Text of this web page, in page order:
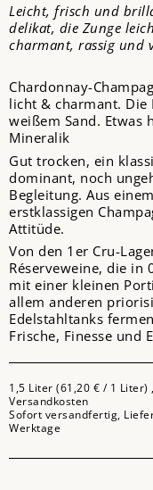
Leicht, frisch und
delikat, die Zunge
charmant, rassig und
Chardonnay-
licht & charmant. Die
weißem Sand. Etwas
Mineralik
Gut trocken, ein
dominant, noch
Begleitung. Aus
erstklassigen
Attitüde.
Von den 1er Cru-
Réserveweine, die in
mit einer kleinen
allem anderen
Edelstahltanks
Frische, Finesse und
1,5 Liter (61,20 € / 1 Liter)
Versandkosten
Sofort versandfertig,
Werktage